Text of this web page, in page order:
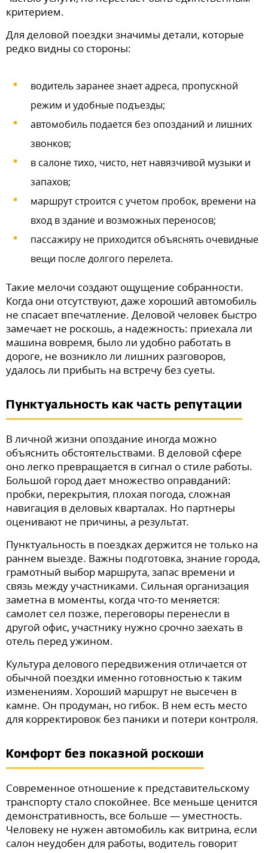
критерием.
Для деловой поездки значимы детали, которые
редко видны со стороны:
водитель заранее знает адреса, пропускной
режим и удобные подъезды;
автомобиль подается без опозданий и лишних
звонков;
в салоне тихо, чисто, нет навязчивой музыки и
запахов;
маршрут строится с учетом пробок, времени на
вход в здание и возможных переносов;
пассажиру не приходится объяснять очевидные
вещи после долгого перелета.
Такие мелочи создают ощущение собранности.
Когда они отсутствуют, даже хороший автомобиль
не спасает впечатление. Деловой человек быстро
замечает не роскошь, а надежность: приехала ли
машина вовремя, было ли удобно работать в
дороге, не возникло ли лишних разговоров,
удалось ли прибыть на встречу без суеты.
Пунктуальность как часть репутации
В личной жизни опоздание иногда можно
объяснить обстоятельствами. В деловой сфере
оно легко превращается в сигнал о стиле работы.
Большой город дает множество оправданий:
пробки, перекрытия, плохая погода, сложная
навигация в деловых кварталах. Но партнеры
оценивают не причины, а результат.
Пунктуальность в поездках держится не только на
раннем выезде. Важны подготовка, знание города,
грамотный выбор маршрута, запас времени и
связь между участниками. Сильная организация
заметна в моменты, когда что-то меняется:
самолет сел позже, переговоры перенесли в
другой офис, участнику нужно срочно заехать в
отель перед ужином.
Культура делового передвижения отличается от
обычной поездки именно готовностью к таким
изменениям. Хороший маршрут не высечен в
камне. Он продуман, но гибок. В нем есть место
для корректировок без паники и потери контроля.
Комфорт без показной роскоши
Современное отношение к представительскому
транспорту стало спокойнее. Все меньше ценится
демонстративность, все больше — уместность.
Человеку не нужен автомобиль как витрина, если
салон неудобен для работы, водитель говорит